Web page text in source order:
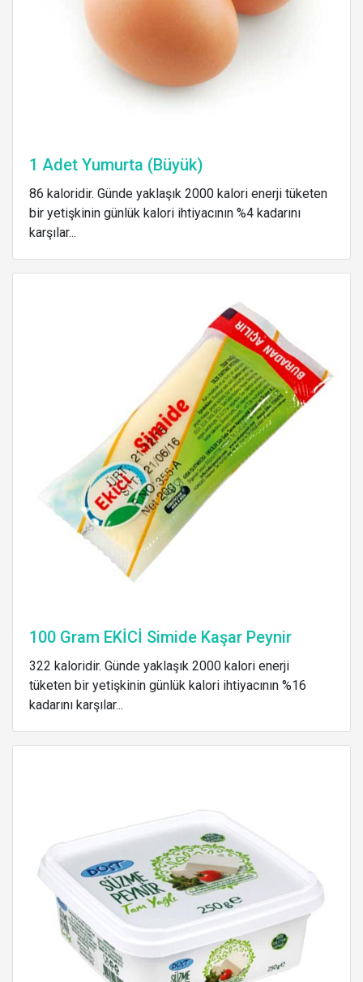
1 Adet Yumurta (Büyük)
86 kaloridir. Günde yaklaşık 2000 kalori enerji tüketen
bir yetişkinin günlük kalori ihtiyacının %4 kadarını
karşılar...
100 Gram EKİCİ Simide Kaşar Peynir
322 kaloridir. Günde yaklaşık 2000 kalori enerji
tüketen bir yetişkinin günlük kalori ihtiyacının %16
kadarını karşılar...